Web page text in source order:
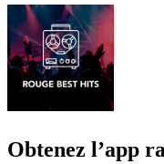
Obtenez l’app